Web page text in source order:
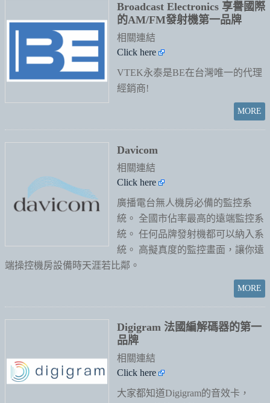
Broadcast Electronics 享譽國際
的AM/FM發射機第一品牌
相關連結
Click here
VTEK永泰是BE在台灣唯一的代理
經銷商!
Davicom
相關連結
Click here
廣播電台無人機房必備的監控系
統。 全國市佔率最高的遠端監控系
統。 任何品牌發射機都可以納入系
統。 高擬真度的監控畫面，讓你遠
端操控機房設備時天涯若比鄰。
Digigram 法國編解碼器的第一
品牌
相關連結
Click here
大家都知道Digigram的音效卡，